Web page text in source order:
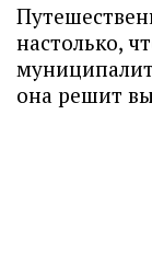
настолько,
она решит